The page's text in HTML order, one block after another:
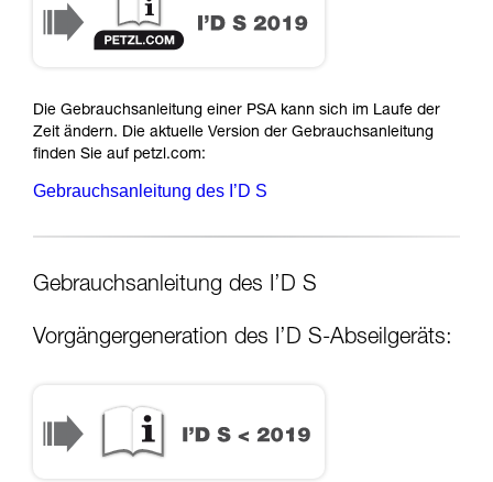
Die Gebrauchsanleitung einer PSA kann sich im Laufe der
Zeit ändern. Die aktuelle Version der Gebrauchsanleitung
finden Sie auf petzl.com:
Gebrauchsanleitung des I’D S
Gebrauchsanleitung des I’D S
Vorgängergeneration des I’D S-Abseilgeräts: